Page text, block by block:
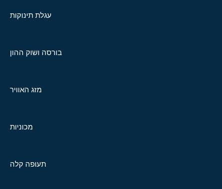
עגלת תינוקות
בורסה ושוק ההון
מזג האוויר
מכוניות
תעופה קלה